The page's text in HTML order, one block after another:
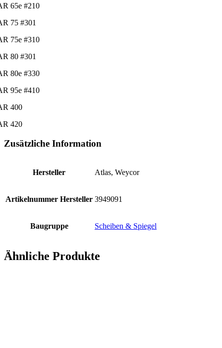
65e #210
75 #301
75e #310
80 #301
80e #330
95e #410
400
420
Zusätzliche Information
Hersteller Atlas, Weycor
Artikelnummer Hersteller 3949091
Baugruppe Scheiben & Spiegel
Ähnliche Produkte